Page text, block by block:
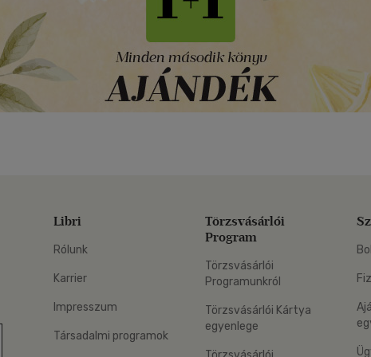
Libri
Rólunk
Karrier
Impresszum
Társadalmi programok
Törzsvásárlói
Program
Törzsvásárlói
Programunkról
Törzsvásárlói Kártya
egyenlege